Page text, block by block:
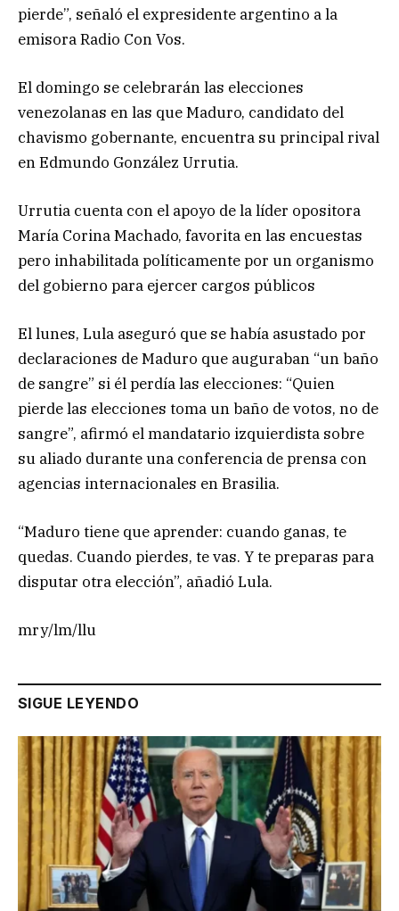
pierde”, señaló el expresidente argentino a la
emisora Radio Con Vos.
El domingo se celebrarán las elecciones
venezolanas en las que Maduro, candidato del
chavismo gobernante, encuentra su principal rival
en Edmundo González Urrutia.
Urrutia cuenta con el apoyo de la líder opositora
María Corina Machado, favorita en las encuestas
pero inhabilitada políticamente por un organismo
del gobierno para ejercer cargos públicos
El lunes, Lula aseguró que se había asustado por
declaraciones de Maduro que auguraban “un baño
de sangre” si él perdía las elecciones: “Quien
pierde las elecciones toma un baño de votos, no de
sangre”, afirmó el mandatario izquierdista sobre
su aliado durante una conferencia de prensa con
agencias internacionales en Brasilia.
“Maduro tiene que aprender: cuando ganas, te
quedas. Cuando pierdes, te vas. Y te preparas para
disputar otra elección”, añadió Lula.
mry/lm/llu
SIGUE LEYENDO